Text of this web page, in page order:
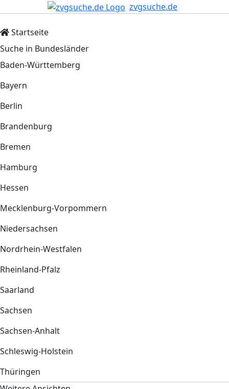
zvgsuche.de
Startseite
Suche in Bundesländer
Baden-Württemberg
Bayern
Berlin
Brandenburg
Bremen
Hamburg
Hessen
Mecklenburg-Vorpommern
Niedersachsen
Nordrhein-Westfalen
Rheinland-Pfalz
Saarland
Sachsen
Sachsen-Anhalt
Schleswig-Holstein
Thüringen